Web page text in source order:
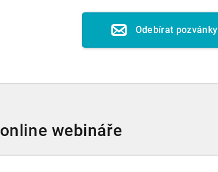
Odebírat pozvánky
online webináře